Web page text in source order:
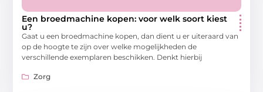
Een broedmachine kopen: voor welk soort kiest
u?
Gaat u een broedmachine kopen, dan dient u er uiteraard van
op de hoogte te zijn over welke mogelijkheden de
verschillende exemplaren beschikken. Denkt hierbij
Zorg